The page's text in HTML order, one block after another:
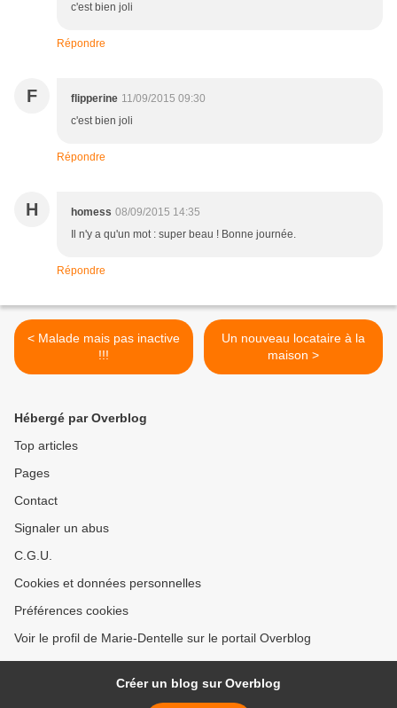
c'est bien joli
Répondre
F flipperine 11/09/2015 09:30
c'est bien joli
Répondre
H homess 08/09/2015 14:35
Il n'y a qu'un mot : super beau ! Bonne journée.
Répondre
< Malade mais pas inactive
!!!
Un nouveau locataire à la
maison >
Hébergé par Overblog
Top articles
Pages
Contact
Signaler un abus
C.G.U.
Cookies et données personnelles
Préférences cookies
Voir le profil de Marie-Dentelle sur le portail Overblog
Créer un blog sur Overblog